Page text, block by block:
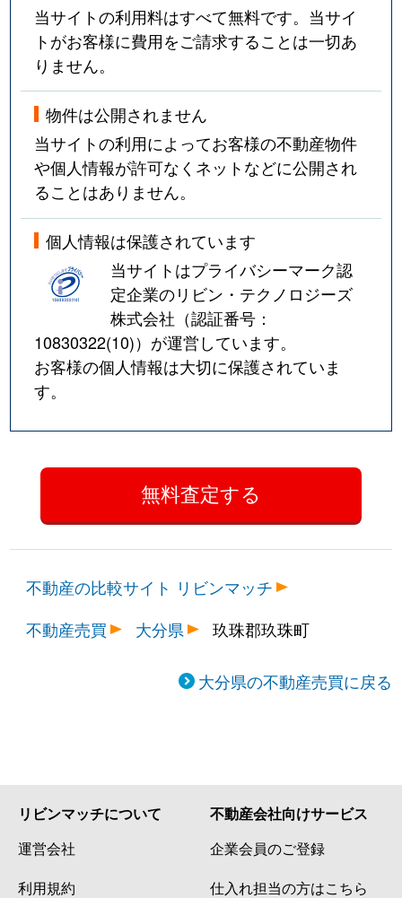
当サイトの利用料はすべて無料です。当サイ
トがお客様に費用をご請求することは一切あ
りません。
物件は公開されません
当サイトの利用によってお客様の不動産物件
や個人情報が許可なくネットなどに公開され
ることはありません。
個人情報は保護されています
当サイトはプライバシーマーク認
定企業のリビン・テクノロジーズ
株式会社（認証番号：
10830322(10)）が運営しています。
お客様の個人情報は大切に保護されていま
す。
不動産の比較サイト リビンマッチ
不動産売買
大分県 玖珠郡玖珠町
大分県の不動産売買に戻る
リビンマッチについて
運営会社
利用規約
不動産会社向けサービス
企業会員のご登録
仕入れ担当の方はこちら